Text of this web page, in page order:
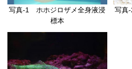
写真-1 ホホジロザメ全身液浸
標本
写真